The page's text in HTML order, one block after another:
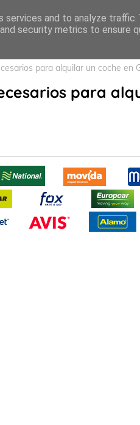
para alquilar un coche en
para
and to analyze traffic.
security metrics to ensure